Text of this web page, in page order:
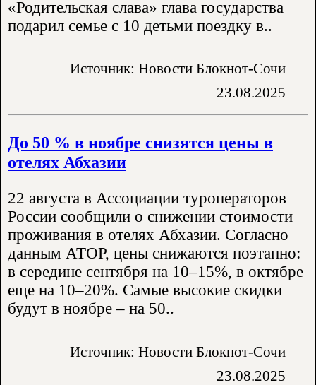
«Родительская слава» глава государства
подарил семье с 10 детьми поездку в..
Источник: Новости Блокнот-Сочи
23.08.2025
До 50 % в ноябре снизятся цены в
отелях Абхазии
22 августа в Ассоциации туроператоров
России сообщили о снижении стоимости
проживания в отелях Абхазии. Согласно
данным АТОР, цены снижаются поэтапно:
в середине сентября на 10–15%, в октябре
еще на 10–20%. Самые высокие скидки
будут в ноябре – на 50..
Источник: Новости Блокнот-Сочи
23.08.2025